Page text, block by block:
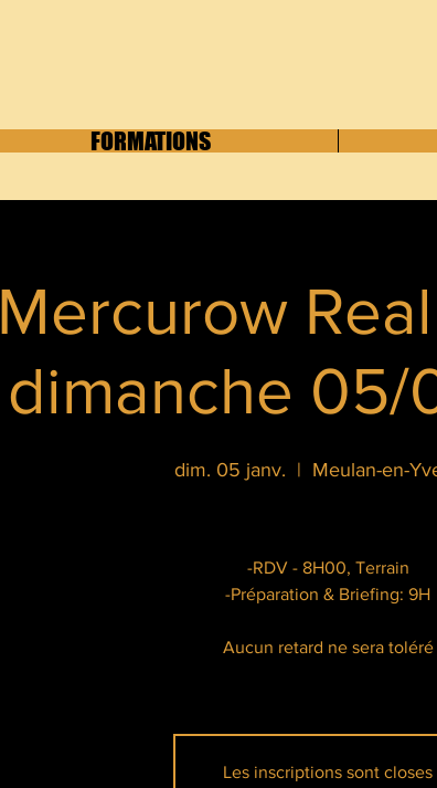
FORMATIONS
Mercurow
dimanche 05/
dim. 05 janv.
  |
Meulan-en-
-RDV - 8H00, Terrain
-Préparation & Briefing: 9H
Aucun retard ne sera toléré
Les inscriptions sont closes